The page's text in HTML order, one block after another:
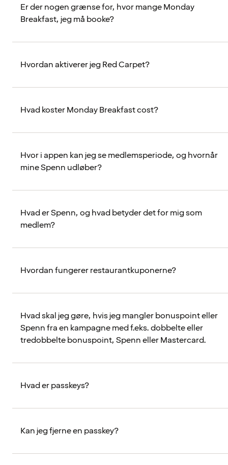
Er der nogen grænse for, hvor mange Monday
Breakfast, jeg må booke?
Hvordan aktiverer jeg Red Carpet?
Hvad koster Monday Breakfast cost?
Hvor i appen kan jeg se medlemsperiode, og hvornår
mine Spenn udløber?
Hvad er Spenn, og hvad betyder det for mig som
medlem?
Hvordan fungerer restaurantkuponerne?
Hvad skal jeg gøre, hvis jeg mangler bonuspoint eller
Spenn fra en kampagne med f.eks. dobbelte eller
tredobbelte bonuspoint, Spenn eller Mastercard.
Hvad er passkeys?
Kan jeg fjerne en passkey?